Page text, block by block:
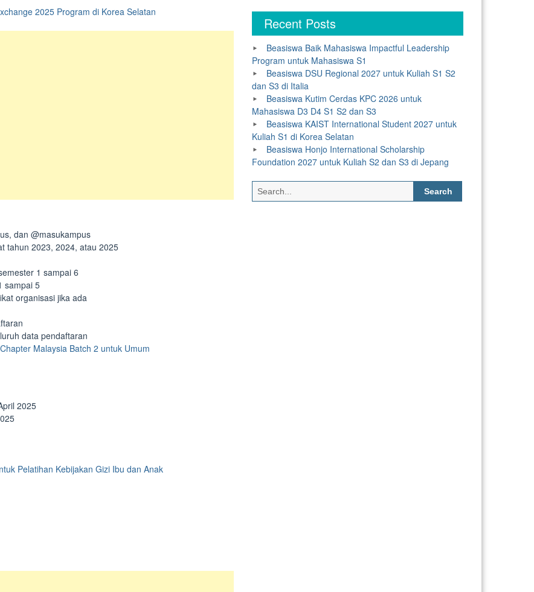
2025 Program di Korea Selatan
dan @masukampus
tahun 2023, 2024, atau 2025
1 sampai 6
sampai 5
organisasi jika ada
data pendaftaran
Malaysia Batch 2 untuk Umum
2025
Pelatihan Kebijakan Gizi Ibu dan Anak
Recent Posts
Beasiswa Baik Mahasiswa Impactful Leadership
Program untuk Mahasiswa S1
Beasiswa DSU Regional 2027 untuk Kuliah S1 S2
dan S3 di Italia
Beasiswa Kutim Cerdas KPC 2026 untuk
Mahasiswa D3 D4 S1 S2 dan S3
Beasiswa KAIST International Student 2027 untuk
Kuliah S1 di Korea Selatan
Beasiswa Honjo International Scholarship
Foundation 2027 untuk Kuliah S2 dan S3 di Jepang
Search
for: